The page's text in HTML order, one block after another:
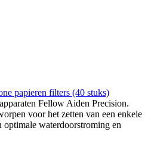
papieren filters (40 stuks)
Fellow Aiden Precision.
voor het zetten van een enkele
waterdoorstroming en